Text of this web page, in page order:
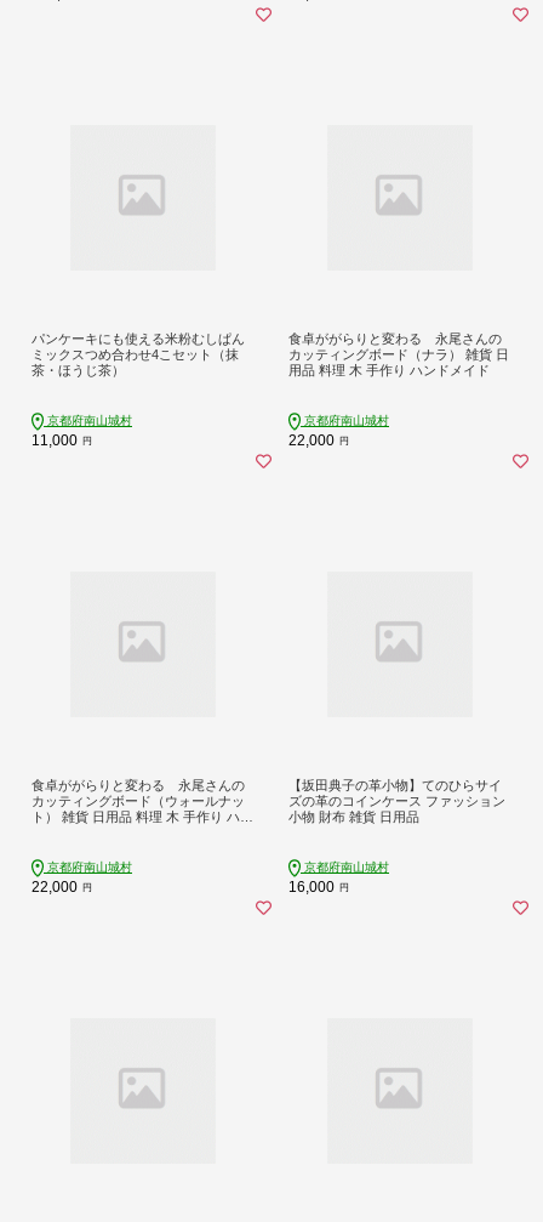
パンケーキにも使える米粉むしぱん
ミックスつめ合わせ4こセット（抹
茶・ほうじ茶）
京都府南山城村
11,000 円
食卓ががらりと変わる 永尾さんの
カッティングボード（ナラ） 雑貨 日
用品 料理 木 手作り ハンドメイド
京都府南山城村
22,000 円
食卓ががらりと変わる 永尾さんの
カッティングボード（ウォールナッ
ト） 雑貨 日用品 料理 木 手作り ハン
京都府南山城村
22,000 円
【坂田典子の革小物】てのひらサイ
ズの革のコインケース ファッション
小物 財布 雑貨 日用品
京都府南山城村
16,000 円